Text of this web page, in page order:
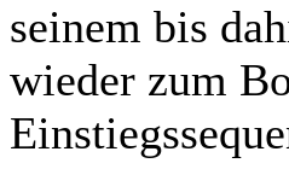
seinem bis
wieder zum